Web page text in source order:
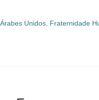
Unidos Fraternidade